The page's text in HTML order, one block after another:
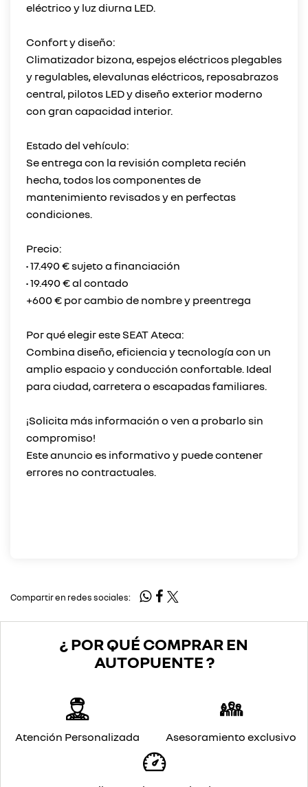
eléctrico y luz diurna LED.
Confort y diseño:
Climatizador bizona, espejos eléctricos plegables
y regulables, elevalunas eléctricos, reposabrazos
central, pilotos LED y diseño exterior moderno
con gran capacidad interior.
Estado del vehículo:
Se entrega con la revisión completa recién
hecha, todos los componentes de
mantenimiento revisados y en perfectas
condiciones.
Precio:
• 17.490 € sujeto a financiación
• 19.490 € al contado
+600 € por cambio de nombre y preentrega
Por qué elegir este SEAT Ateca:
Combina diseño, eficiencia y tecnología con un
amplio espacio y conducción confortable. Ideal
para ciudad, carretera o escapadas familiares.
¡Solicita más información o ven a probarlo sin
compromiso!
Este anuncio es informativo y puede contener
errores no contractuales.
Compartir en redes sociales:
¿ POR QUÉ COMPRAR EN
AUTOPUENTE ?
Atención Personalizada Asesoramiento exclusivo